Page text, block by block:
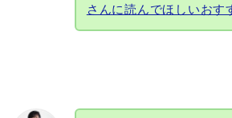
さんに読んでほしいおす